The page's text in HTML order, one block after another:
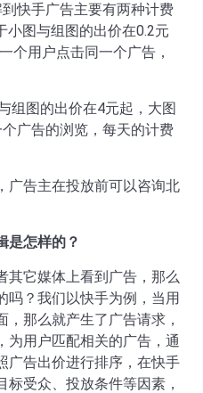
快手广告主要有两种计费
小图与组图的出价在0.2元
个用户点击同一个广告，
组图的出价在4元起，大图
广告的浏览，每天的计费
广告主在投放前可以咨询北
是怎样的？
其它媒体上看到广告，那么
吗？我们以快手为例，当用
，那么就产生了广告请求，
为用户匹配相关的广告，通
广告出价进行排序，在快手
受众、投放条件等因素，